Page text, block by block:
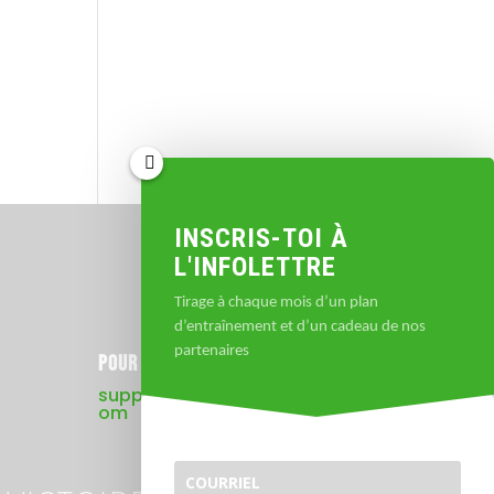
POUR NOUS JOINDRE
support@sportscapitale.c
om
INSCRIS-TOI À
L'INFOLETTRE
Tirage à chaque mois d’un plan
d’entraînement et d’un cadeau de nos
partenaires